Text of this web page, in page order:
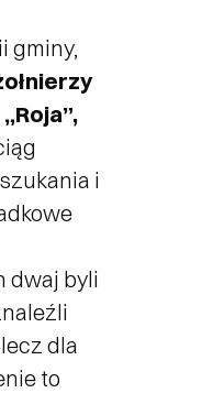
gminy,
i
dwaj byli
dla
to